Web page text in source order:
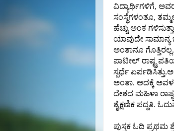
ವಿದ್ಯಾರ್ಥಿಗಳಿಗೆ,
ಸಂಸ್ಥೆಗಳಂತೂ,
ಹೆಚ್ಚು ಅಂಕ
ಯಾವುದೇ ಸಾಮಾನ್ಯ
ಅಂತಾನೂ
ಪಾಟೀಲ್
ಸ್ಪರ್ಧೆ
ಅಂತಾ. ಅದಕ್ಕೆ
ದೇಶದ ಮಹಿಳಾ
ಶೈಕ್ಷಣಿಕ ಪದ್ದತಿ.
ಪುಸ್ತಕ ಓದಿ ಪ್ರಥಮ